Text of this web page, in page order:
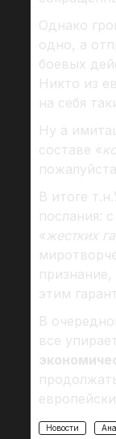
Однако
одно, а
боевых
Никто из
на себя
Ну а
составе «
В итоге
послания:
« жестких
этим
В
все
Новости